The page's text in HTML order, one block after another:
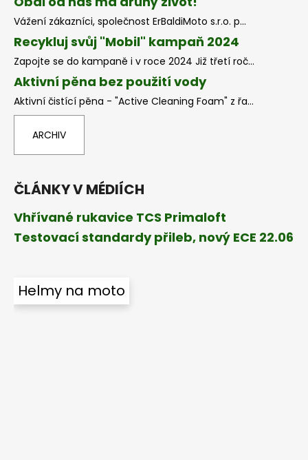
Vážení zákazníci, společnost ErBaldiMoto s.r.o. p...
Recykluj svůj "Mobil" kampaň 2024
Zapojte se do kampaně i v roce 2024 Již třetí roč...
Aktivní pěna bez použití vody
Aktivní čistící pěna - "Active Cleaning Foam" z řa...
ARCHIV
ČLÁNKY V MÉDIÍCH
Vhřívané rukavice TCS Primaloft
Testovací standardy přileb, nový ECE 22.06
Helmy na moto